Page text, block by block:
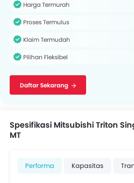
Harga Termurah
Proses Termulus
Klaim Termudah
Pilihan Fleksibel
Daftar Sekarang
Spesifikasi Mitsubishi Triton
MT
Performa Kapasitas